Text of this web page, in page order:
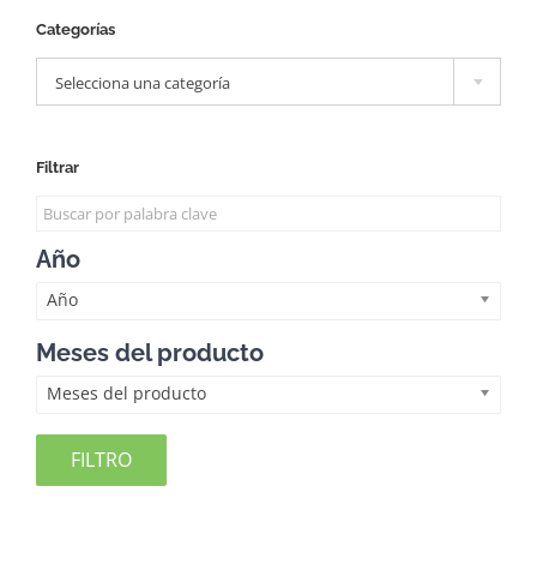
Categorías
Selecciona una categoría
Filtrar
Año
Año
Meses del producto
Meses del producto
FILTRO